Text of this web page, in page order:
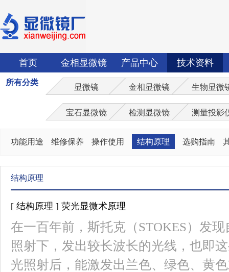
首页 金相显微镜 产品中心 技术资料
所有分类
显微镜 金相显微镜 生物显微
宝石显微镜 检测显微镜 测量投影
功能用途 维修保养 操作使用 结构原理 选购指南
结构原理
[ 结构原理 ] 荧光显微术原理
在一百年前，斯托克（STOKES）发
照射下，发出较长波长的光线，也即
光照射后，能激发出兰色、绿色、黄